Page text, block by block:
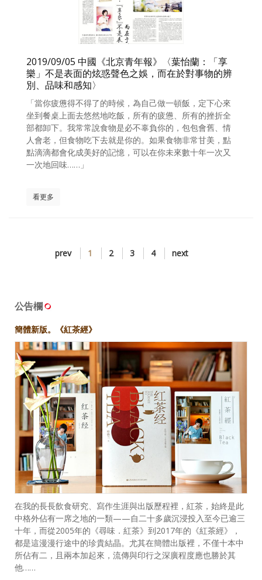
2019/09/05 中國《北京青年報》〈葉怡蘭：「享
樂」不是表面的炫惑聲色之娛，而在於對事物的辨
別、品味和感知〉
「當你疲憊得不得了的時候，為自己做一頓飯，定下心來
坐到餐桌上面去悠然地吃飯，所有的疲憊、所有的挫折全
部都卸下。我常常說食物是必不辜負你的，包包會舊、情
人會老，但食物吃下去就是你的。如果食物非常甘美，點
點滴滴都會化成美好的記憶，可以在你未來數十年一次又
一次地回味……」
看更多
prev 1 2 3 4 next
公告欄
簡體新版。《紅茶經》
在我的長長飲食研究、寫作生涯與出版歷程裡，紅茶，始終是此
中格外佔有一席之地的一類——自二十多歲沉浸投入至今已逾三
十年，而從2005年的《尋味．紅茶》到2017年的《紅茶經》，
都是這漫漫行途中的珍貴結晶。尤其在簡體出版裡，不僅十本中
所佔有二，且兩本加起來，流傳與印行之深廣程度應也勝於其
他……